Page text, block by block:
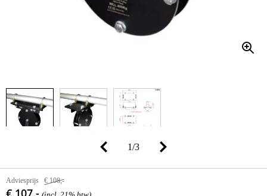
1/3
Adviesprijs € 108,-
€ 107,-